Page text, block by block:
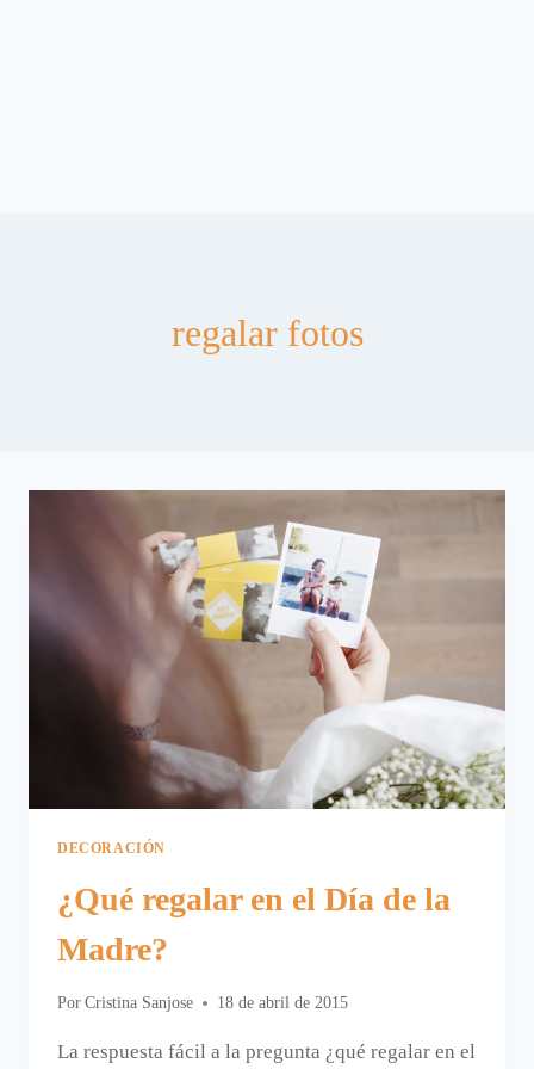
regalar fotos
DECORACIÓN
¿Qué regalar en el Día de la
Madre?
Por Cristina Sanjose 18 de abril de 2015
La respuesta fácil a la pregunta ¿qué regalar en el